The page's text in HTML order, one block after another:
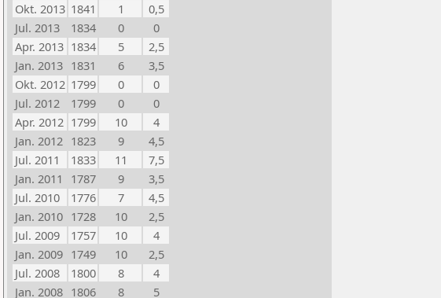
Okt. 2013 1841 1
0,5
Jul. 2013
1834 0
0
Apr. 2013 1834 5
2,5
Jan. 2013 1831 6
3,5
Okt. 2012 1799 0
0
Jul. 2012
1799 0
0
Apr. 2012 1799 10
4
Jan. 2012 1823 9
4,5
Jul. 2011
1833 11
7,5
Jan. 2011
1787 9
3,5
Jul. 2010
1776 7
4,5
Jan. 2010 1728 10
2,5
Jul. 2009
1757 10
4
Jan. 2009 1749 10
2,5
Jul. 2008
1800 8
4
Jan. 2008 1806 8
5